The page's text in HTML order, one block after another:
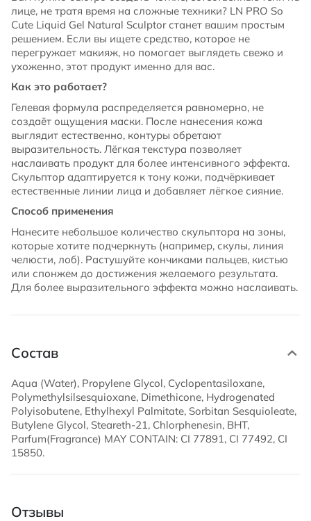
лице, не тратя время на сложные техники? LN PRO So
Cute Liquid Gel Natural Sculptor станет вашим простым
решением. Если вы ищете средство, которое не
перегружает макияж, но помогает выглядеть свежо и
ухоженно, этот продукт именно для вас.
Как это работает?
Гелевая формула распределяется равномерно, не
создаёт ощущения маски. После нанесения кожа
выглядит естественно, контуры обретают
выразительность. Лёгкая текстура позволяет
наслаивать продукт для более интенсивного эффекта.
Скульптор адаптируется к тону кожи, подчёркивает
естественные линии лица и добавляет лёгкое сияние.
Способ применения
Нанесите небольшое количество скульптора на зоны,
которые хотите подчеркнуть (например, скулы, линия
челюсти, лоб). Растушуйте кончиками пальцев, кистью
или спонжем до достижения желаемого результата.
Для более выразительного эффекта можно наслаивать.
Состав
Aqua (Water), Propylene Glycol, Cyclopentasiloxane,
Polymethylsilsesquioxane, Dimethicone, Hydrogenated
Polyisobutene, Ethylhexyl Palmitate, Sorbitan Sesquioleate,
Butylene Glycol, Steareth-21, Chlorphenesin, BHT,
Parfum(Fragrance) MAY CONTAIN: CI 77891, CI 77492, CI
15850.
Отзывы